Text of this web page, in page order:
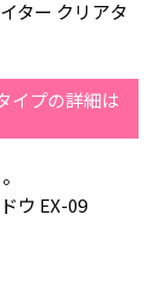
ター クリアタ
イプの詳細は
ウ EX-09